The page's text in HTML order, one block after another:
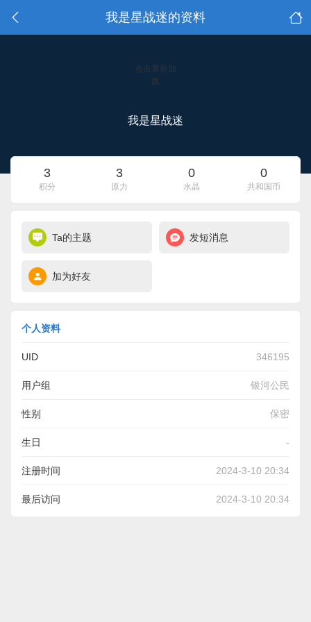
我是星战迷的资料
点击重新加
载
我是星战迷
3
积分
3
原力
0
水晶
0
共和国币
Ta的主题 发短消息
加为好友
个人资料
UID 346195
用户组 银河公民
性别 保密
生日 -
注册时间 2024-3-10 20:34
最后访问 2024-3-10 20:34